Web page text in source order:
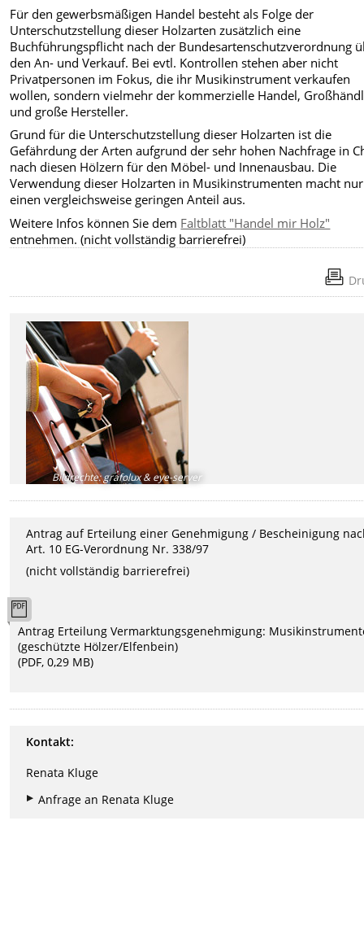
Für den gewerbsmäßigen Handel besteht als Folge der
Unterschutzstellung dieser Holzarten zusätzlich eine
Buchführungspflicht nach der Bundesartenschutzverordnung
den An- und Verkauf. Bei evtl. Kontrollen stehen aber nicht
Privatpersonen im Fokus, die ihr Musikinstrument verkaufen
wollen, sondern vielmehr der kommerzielle Handel,
und große Hersteller.
Grund für die Unterschutzstellung dieser Holzarten ist die
Gefährdung der Arten aufgrund der sehr hohen Nachfrage in
nach diesen Hölzern für den Möbel- und Innenausbau. Die
Verwendung dieser Holzarten in Musikinstrumenten macht nur
einen vergleichsweise geringen Anteil aus.
Weitere Infos können Sie dem Faltblatt "Handel mir Holz"
entnehmen. (nicht vollständig barrierefrei)
Bildrechte:grafolux & eye-server
Antrag auf Erteilung einer Genehmigung / Bescheinigung
Art. 10 EG-Verordnung Nr. 338/97
(nicht vollständig barrierefrei)
Antrag Erteilung Vermarktungsgenehmigung:
(geschützte Hölzer/Elfenbein)
(PDF, 0,29 MB)
Kontakt:
Renata Kluge
Anfrage an Renata Kluge